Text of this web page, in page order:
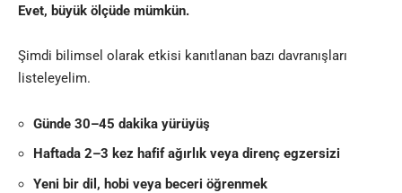
Evet, büyük ölçüde mümkün.
Şimdi bilimsel olarak etkisi kanıtlanan bazı davranışları
listeleyelim.
Günde 30–45 dakika yürüyüş
Haftada 2–3 kez hafif ağırlık veya direnç egzersizi
Yeni bir dil, hobi veya beceri öğrenmek